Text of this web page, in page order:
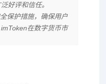
好评和信任。
保护措施，确保用户
在数字货币市